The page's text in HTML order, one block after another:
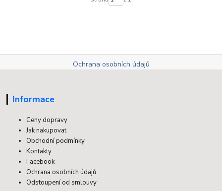
Ochrana osobních údajů
Informace
Ceny dopravy
Jak nakupovat
Obchodní podmínky
Kontakty
Facebook
Ochrana osobních údajů
Odstoupení od smlouvy